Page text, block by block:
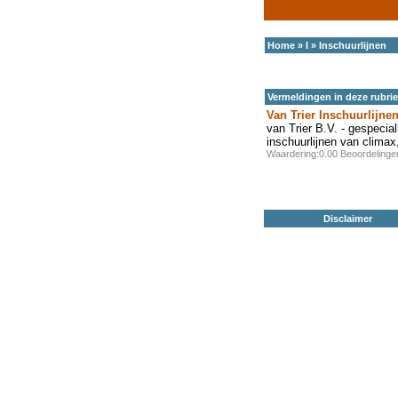
Home » I » Inschuurlijnen
Vermeldingen in deze
Van Trier Inschuurlijnen
van Trier B.V. -
inschuurlijnen van
Waardering:0.00
Disclaimer